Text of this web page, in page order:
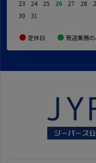
23
24 25 26 27 28
30
31
定休日 発送業務の